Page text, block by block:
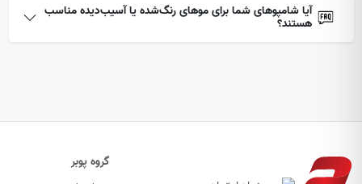
آیا شامپوهای شما برای موهای رنگ‌شده یا آسیب‌دیده مناسب
هستند؟
گروه پوبر